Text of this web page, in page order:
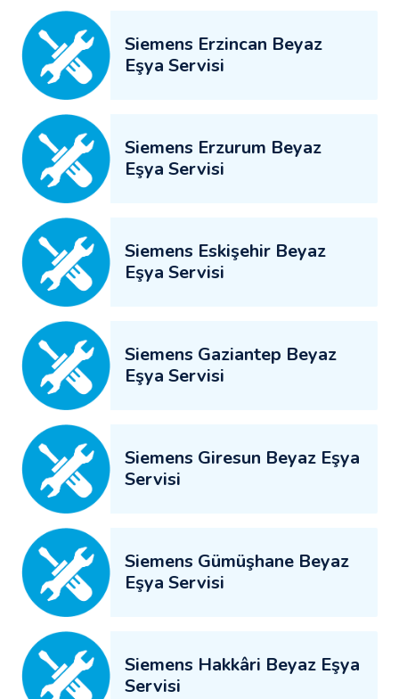
Siemens Erzincan Beyaz
Eşya Servisi
Siemens Erzurum Beyaz
Eşya Servisi
Siemens Eskişehir Beyaz
Eşya Servisi
Siemens Gaziantep Beyaz
Eşya Servisi
Siemens Giresun Beyaz Eşya
Servisi
Siemens Gümüşhane Beyaz
Eşya Servisi
Siemens Hakkâri Beyaz Eşya
Servisi